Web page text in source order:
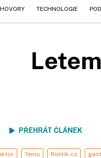
TECHNOLOGIE
PŘEHRÁT ČLÁNEK
Temu Rohlík.cz